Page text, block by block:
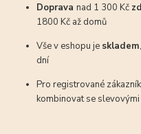
Dopravanad 1 300 Kč
1800 Kč až domů
Vše v eshopu je skladem
dní
Pro registrované
kombinovat se